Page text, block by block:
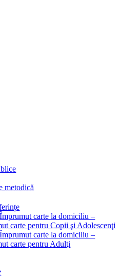
metodică
carte la domiciliu –
carte pentru Copii şi Adolescenţi
carte la domiciliu –
carte pentru Adulţi